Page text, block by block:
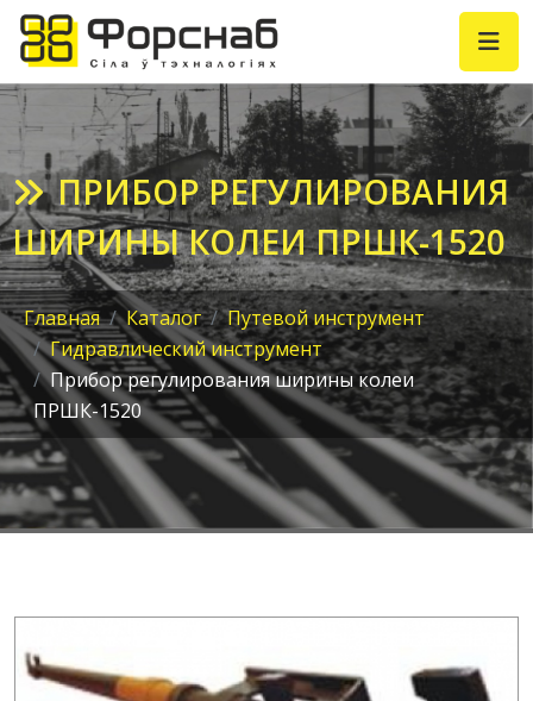
ПРИБОР РЕГУЛИРОВАНИЯ
ШИРИНЫ КОЛЕИ ПРШК-1520
Главная Каталог
Путевой инструмент
Гидравлический инструмент
Прибор регулирования ширины колеи
ПРШК-1520